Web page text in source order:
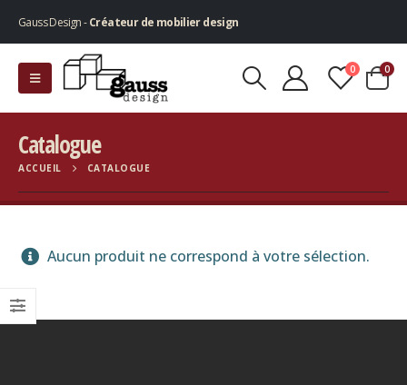
Gauss Design -Créateur de mobilier design
0 0
Catalogue
ACCUEIL CATALOGUE
Aucun produit ne correspond à votre sélection.